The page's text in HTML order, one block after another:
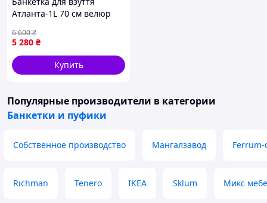
Атланта-1L 70 см велюр
9005 AllInOne -market-
without-queues-
5 280 ₴
6 600₴
Купить
Популярные производители в категории
Банкетки и пуфики
Собственное производство Мангалзавод
Richman Tenero IKEA Sklum Микс